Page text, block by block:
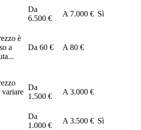
Da
6.500 €
A 7.000 € Sì
è
a
Da 60 € A 80 €
variare
Da
1.500 €
A 3.000 €
Da
1.000 €
A 3.500 € Sì